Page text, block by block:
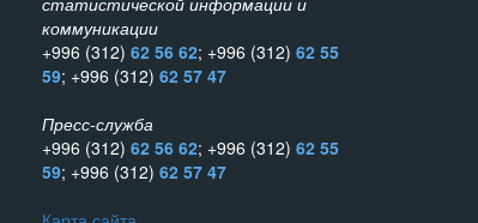
коммуникации
+996 (312) 62 56 62; +996 (312) 62 55
59; +996 (312) 62 57 47
Пресс-служба
+996 (312) 62 56 62; +996 (312) 62 55
59; +996 (312) 62 57 47